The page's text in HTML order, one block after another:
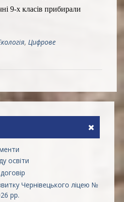
9-х класів прибирали
, Цифрове
освіти
Чернівецького ліцею №
рр.